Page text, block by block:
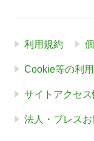
利用規約
Cookie等の利
サイトアクセ
法人・プレス